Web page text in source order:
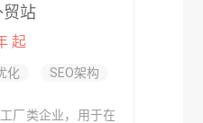
贸站
起
化 SEO架构
厂类企业，用于在